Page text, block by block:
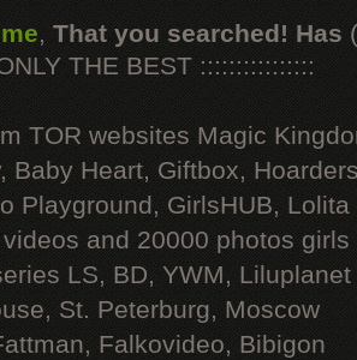
, That you searched! Has
THE BEST ::::::::::::::::
TOR websites Magic
Baby Heart, Giftbox,
Playground, GirlsHUB, Lolita
and 20000 photos
LS, BD, YWM, Liluplanet
St. Peterburg, Moscow
Falkovideo, Bibigon